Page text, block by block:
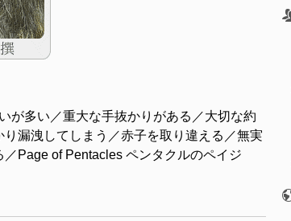
が多い／重大な手抜かりがある／大切な約
漏洩してしまう／赤子を取り違える／無実
Page of Pentacles ペンタクルのペイジ